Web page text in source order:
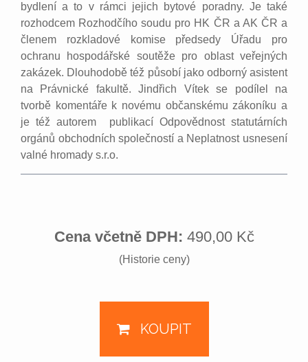
bydlení a to v rámci jejich bytové poradny. Je také
rozhodcem Rozhodčího soudu pro HK ČR a AK ČR a
členem rozkladové komise předsedy Úřadu pro
ochranu hospodářské soutěže pro oblast veřejných
zakázek. Dlouhodobě též působí jako odborný asistent
na Právnické fakultě. Jindřich Vítek se podílel na
tvorbě komentáře k novému občanskému zákoníku a
je též autorem publikací Odpovědnost statutárních
orgánů obchodních společností a Neplatnost usnesení
valné hromady s.r.o.
Cena včetně DPH: 490,00 Kč
(Historie ceny)
KOUPIT